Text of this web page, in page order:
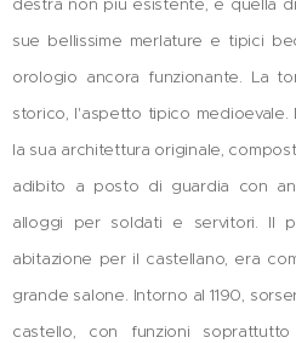
sue bellissime merlature e tipici
orologio ancora funzionante. La
storico, l'aspetto tipico
la sua architettura originale,
adibito a posto di guardia con
alloggi per soldati e servitori. Il
abitazione per il castellano, era
grande salone. Intorno al 1190,
castello, con funzioni